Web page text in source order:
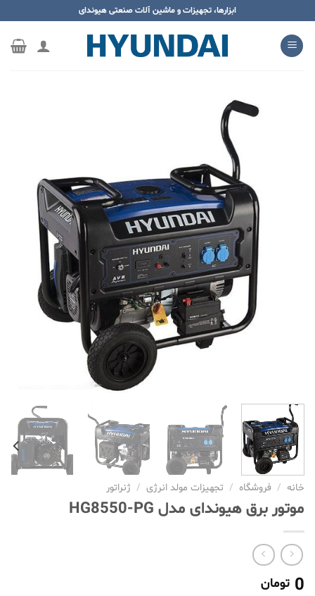
محتوا
بروید
ابزارها، تجهیزات و ماشین آلات صنعتی هیوندای
خانه / فروشگاه / تجهیزات مولد انرژی / ژنراتور
موتور برق هیوندای مدل HG8550-PG
0 تومان